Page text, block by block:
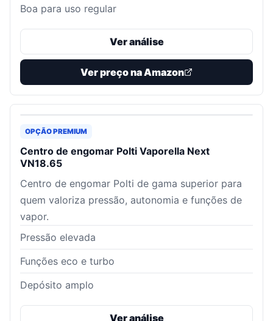
Boa para uso regular
Ver análise
Ver preço na Amazon
OPÇÃO PREMIUM
Centro de engomar Polti Vaporella Next
VN18.65
Centro de engomar Polti de gama superior para
quem valoriza pressão, autonomia e funções de
vapor.
Pressão elevada
Funções eco e turbo
Depósito amplo
Ver análise